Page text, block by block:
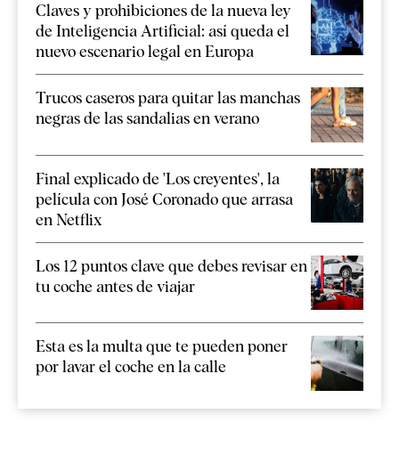
Claves y prohibiciones de la nueva ley
de Inteligencia Artificial: así queda el
nuevo escenario legal en Europa
Trucos caseros para quitar las manchas
negras de las sandalias en verano
Final explicado de 'Los creyentes', la
película con José Coronado que arrasa
en Netflix
Los 12 puntos clave que debes revisar en
tu coche antes de viajar
Esta es la multa que te pueden poner
por lavar el coche en la calle